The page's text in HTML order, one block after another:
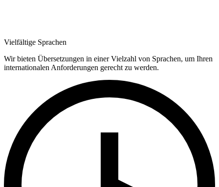
Vielfältige Sprachen
Wir bieten Übersetzungen in einer Vielzahl von Sprachen, um Ihren
internationalen Anforderungen gerecht zu werden.